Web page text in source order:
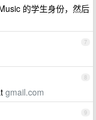
的学生身份，然后
7
8
gmail.com
9